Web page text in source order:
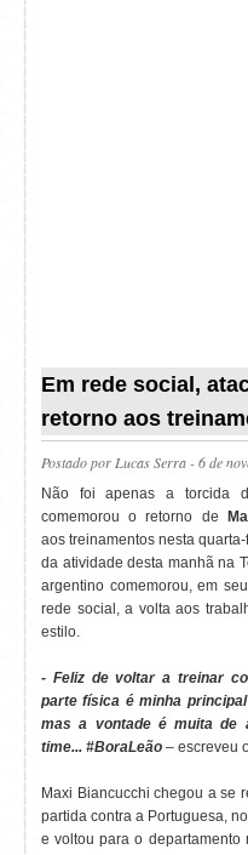
Em rede social,
retorno aos
Postado porLucas Serra- 6 de
Não foi apenas a torcida
comemorou o retorno de
aos treinamentos nesta
da atividade desta manhã na
argentino comemorou, em
rede social, a volta aos
estilo.
- Feliz de voltar a treinar
parte física é minha
mas a vontade é muita de
time... #BoraLeão – escreveu
Maxi Biancucchi chegou a se
partida contra a Portuguesa,
e voltou para o departamento